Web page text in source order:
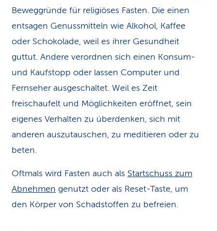
Beweggründe für religiöses Fasten. Die einen
entsagen Genussmitteln wie Alkohol, Kaffee
oder Schokolade, weil es ihrer Gesundheit
guttut. Andere verordnen sich einen Konsum-
und Kaufstopp oder lassen Computer und
Fernseher ausgeschaltet. Weil es Zeit
freischaufelt und Möglichkeiten eröffnet, sein
eigenes Verhalten zu überdenken, sich mit
anderen auszutauschen, zu meditieren oder zu
beten.
Oftmals wird Fasten auch als Startschuss zum
Abnehmen genutzt oder als Reset-Taste, um
den Körper von Schadstoffen zu befreien.